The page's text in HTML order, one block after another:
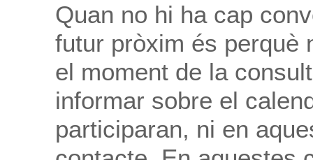
Quan no hi ha cap
futur pròxim és perquè
el moment de la
informar sobre el
participaran, ni en